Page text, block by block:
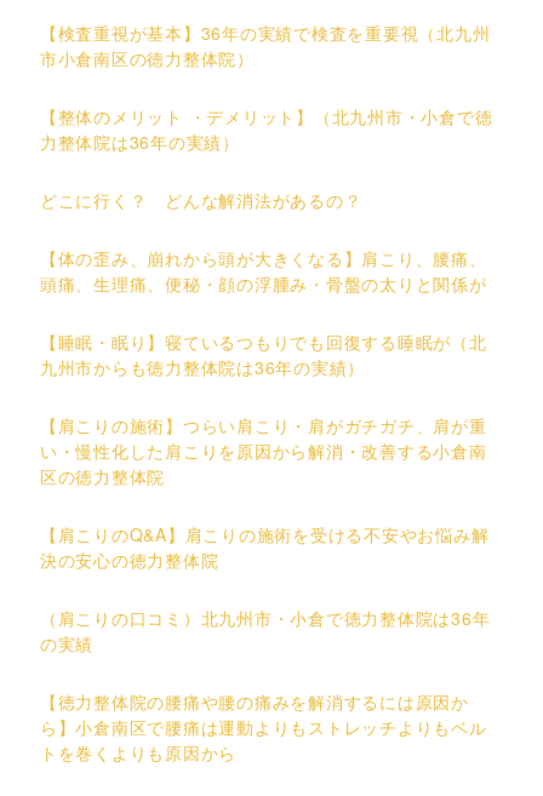
【検査重視が基本】36年の実績で検査を重要視（北九州
市小倉南区の徳力整体院）
【整体のメリット ・デメリット】（北九州市・小倉で徳
力整体院は36年の実績）
どこに行く？ どんな解消法があるの？
【体の歪み、崩れから頭が大きくなる】肩こり、腰痛、
頭痛、生理痛、便秘・顔の浮腫み・骨盤の太りと関係が
【睡眠・眠り】寝ているつもりでも回復する睡眠が（北
九州市からも徳力整体院は36年の実績）
【肩こりの施術】つらい肩こり・肩がガチガチ、肩が重
い・慢性化した肩こりを原因から解消・改善する小倉南
区の徳力整体院
【肩こりのQ&A】肩こりの施術を受ける不安やお悩み解
決の安心の徳力整体院
（肩こりの口コミ）北九州市・小倉で徳力整体院は36年
の実績
【徳力整体院の腰痛や腰の痛みを解消するには原因か
ら】小倉南区で腰痛は運動よりもストレッチよりもベル
トを巻くよりも原因から